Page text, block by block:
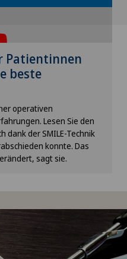
zu können,
Option in
Patientinnen
beste
operativen
Lesen Sie den
dank der SMILE-Technik
konnte. Das
sagt sie.